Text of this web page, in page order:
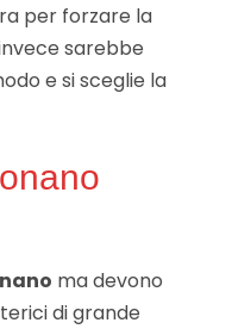
per forzare la
sarebbe
e si sceglie la
ma devono
di grande